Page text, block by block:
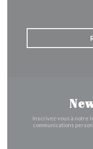
Inscrivez-vous à notre
communications